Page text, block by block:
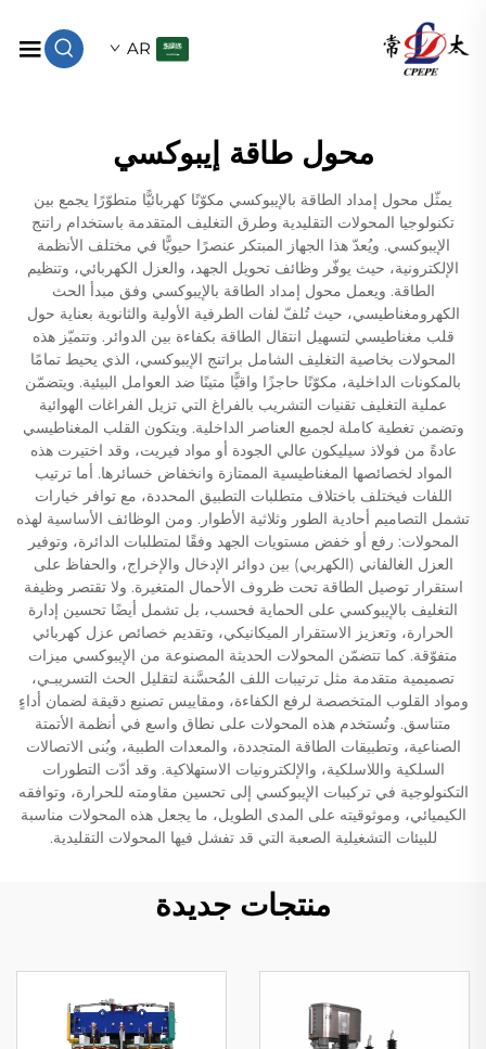
AR
محول طاقة إيبوكسي
يمثّل محول إمداد الطاقة بالإيبوكسي مكوّنًا كهربائيًّا متطوّرًا يجمع بين
تكنولوجيا المحولات التقليدية وطرق التغليف المتقدمة باستخدام راتنج
الإيبوكسي. ويُعدّ هذا الجهاز المبتكر عنصرًا حيويًّا في مختلف الأنظمة
الإلكترونية، حيث يوفّر وظائف تحويل الجهد، والعزل الكهربائي، وتنظيم
الطاقة. ويعمل محول إمداد الطاقة بالإيبوكسي وفق مبدأ الحث
الكهرومغناطيسي، حيث تُلفّ لفات الطرفية الأولية والثانوية بعناية حول
قلب مغناطيسي لتسهيل انتقال الطاقة بكفاءة بين الدوائر. وتتميّز هذه
المحولات بخاصية التغليف الشامل براتنج الإيبوكسي، الذي يحيط تمامًا
بالمكونات الداخلية، مكوّنًا حاجزًا واقيًّا متينًا ضد العوامل البيئية. ويتضمّن
عملية التغليف تقنيات التشريب بالفراغ التي تزيل الفراغات الهوائية
وتضمن تغطية كاملة لجميع العناصر الداخلية. ويتكون القلب المغناطيسي
عادةً من فولاذ سيليكون عالي الجودة أو مواد فيريت، وقد اختيرت هذه
المواد لخصائصها المغناطيسية الممتازة وانخفاض خسائرها. أما ترتيب
اللفات فيختلف باختلاف متطلبات التطبيق المحددة، مع توافر خيارات
تشمل التصاميم أحادية الطور وثلاثية الأطوار. ومن الوظائف الأساسية لهذه
المحولات: رفع أو خفض مستويات الجهد وفقًا لمتطلبات الدائرة، وتوفير
العزل الغالفاني (الكهربي) بين دوائر الإدخال والإخراج، والحفاظ على
استقرار توصيل الطاقة تحت ظروف الأحمال المتغيرة. ولا تقتصر وظيفة
التغليف بالإيبوكسي على الحماية فحسب، بل تشمل أيضًا تحسين إدارة
الحرارة، وتعزيز الاستقرار الميكانيكي، وتقديم خصائص عزل كهربائي
متفوّقة. كما تتضمّن المحولات الحديثة المصنوعة من الإيبوكسي ميزات
تصميمية متقدمة مثل ترتيبات اللف المُحسَّنة لتقليل الحث التسريبـي،
ومواد القلوب المتخصصة لرفع الكفاءة، ومقاييس تصنيع دقيقة لضمان أداءٍ
متناسق. وتُستخدم هذه المحولات على نطاق واسع في أنظمة الأتمتة
الصناعية، وتطبيقات الطاقة المتجددة، والمعدات الطبية، وبُنى الاتصالات
السلكية واللاسلكية، والإلكترونيات الاستهلاكية. وقد أدّت التطورات
التكنولوجية في تركيبات الإيبوكسي إلى تحسين مقاومته للحرارة، وتوافقه
الكيميائي، وموثوقيته على المدى الطويل، ما يجعل هذه المحولات مناسبة
للبيئات التشغيلية الصعبة التي قد تفشل فيها المحولات التقليدية.
منتجات جديدة